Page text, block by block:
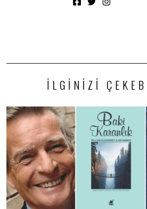
İLGINIZI